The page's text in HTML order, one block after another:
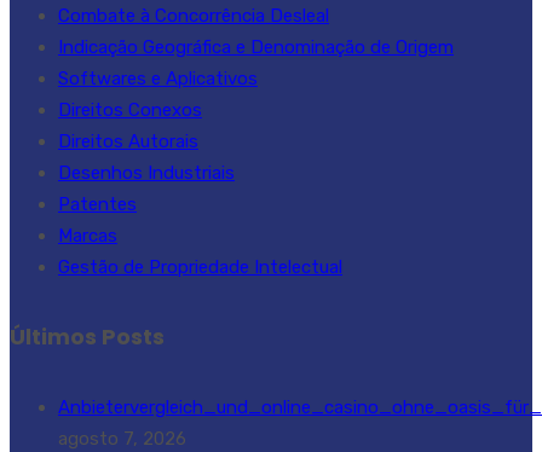
Combate à Concorrência Desleal
Indicação Geográfica e Denominação de Origem
Softwares e Aplicativos
Direitos Conexos
Direitos Autorais
Desenhos Industriais
Patentes
Marcas
Gestão de Propriedade Intelectual
Últimos Posts
agosto 7, 2026